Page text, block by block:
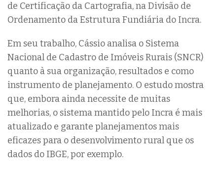
de Certificação da Cartografia, na Divisão de
Ordenamento da Estrutura Fundiária do Incra.
Em seu trabalho, Cássio analisa o Sistema
Nacional de Cadastro de Imóveis Rurais (SNCR)
quanto à sua organização, resultados e como
instrumento de planejamento. O estudo mostra
que, embora ainda necessite de muitas
melhorias, o sistema mantido pelo Incra é mais
atualizado e garante planejamentos mais
eficazes para o desenvolvimento rural que os
dados do IBGE, por exemplo.